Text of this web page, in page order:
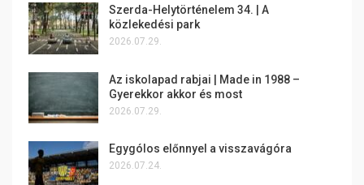
Szerda-Helytörténelem 34. | A
közlekedési park
2026.07.29.
Az iskolapad rabjai | Made in 1988 –
Gyerekkor akkor és most
2026.07.29.
Egygólos előnnyel a visszavágóra
2026.07.24.